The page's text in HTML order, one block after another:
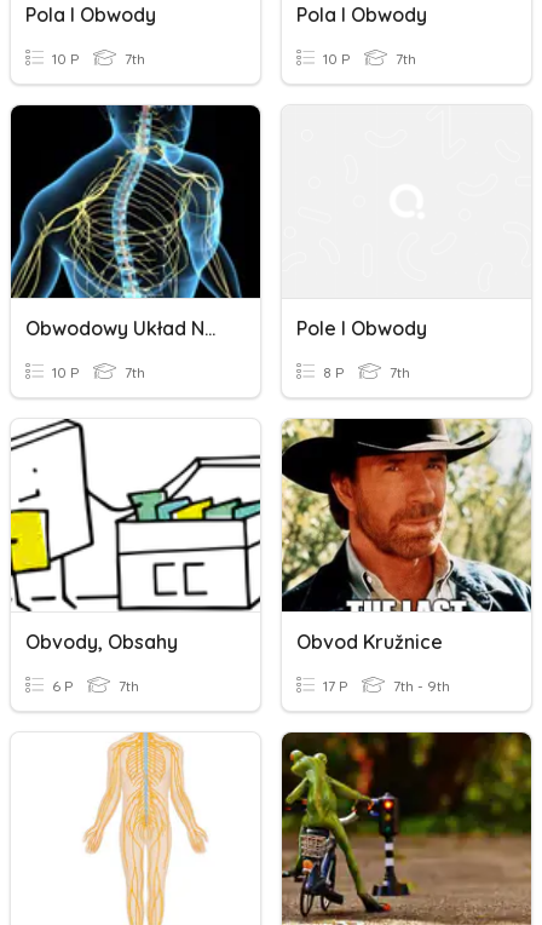
Pola I Obwody
10 P 7th
Pola I Obwody
10 P 7th
Obwodowy Układ Nerwowy. Odruchy
10 P 7th
Pole I Obwody
8 P 7th
Obvody, Obsahy
6 P 7th
Obvod Kružnice
17 P 7th - 9th